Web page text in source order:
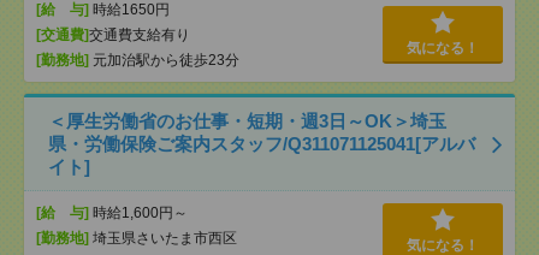
[給 与] 時給1650円
[交通費]交通費支給有り
[勤務地] 元加治駅から徒歩23分
気になる！
＜厚生労働省のお仕事・短期・週3日～OK＞埼玉
県・労働保険ご案内スタッフ/Q311071125041[アルバ
イト]
[給 与] 時給1,600円～
[勤務地] 埼玉県さいたま市西区 気になる！